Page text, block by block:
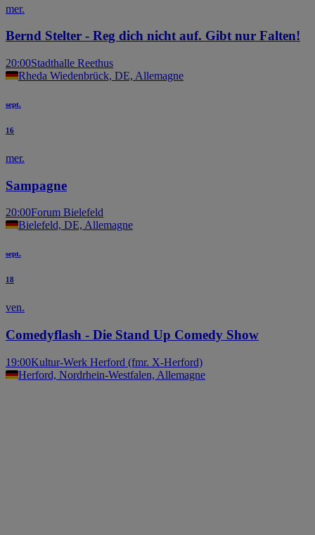
mer.
Bernd Stelter - Reg dich nicht auf. Gibt nur Falten!
20:00Stadthalle Reethus
Rheda Wiedenbrück, DE, Allemagne
sept.
16
mer.
Sampagne
20:00Forum Bielefeld
Bielefeld, DE, Allemagne
sept.
18
ven.
Comedyflash - Die Stand Up Comedy Show
19:00Kultur-Werk Herford (fmr. X-Herford)
Herford, Nordrhein-Westfalen, Allemagne